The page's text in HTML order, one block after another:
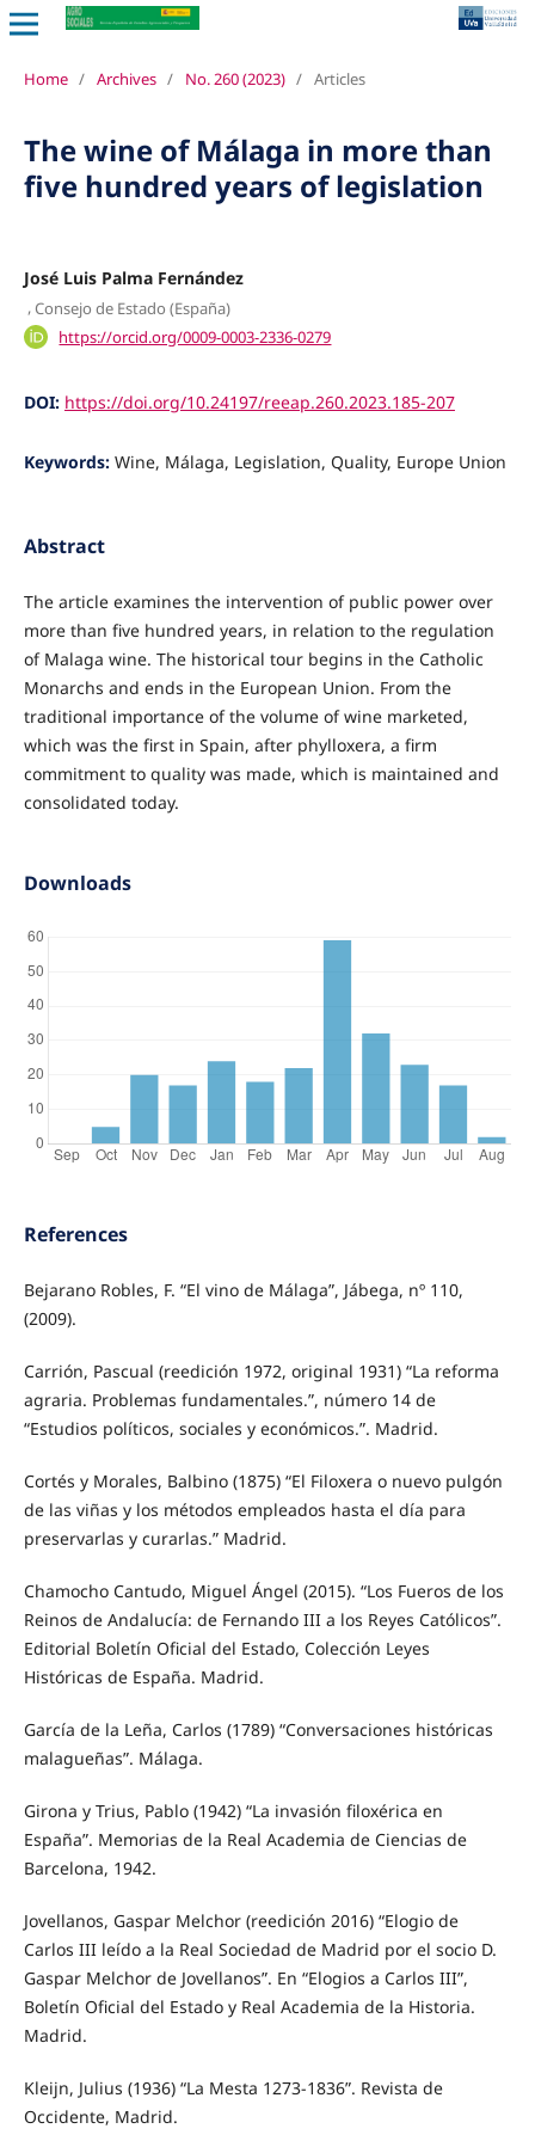
Home / Archives / No. 260 (2023) / Articles
The wine of Málaga in more than
five hundred years of legislation
José Luis Palma Fernández
,Consejo de Estado (España)
https://orcid.org/0009-0003-2336-0279
DOI: https://doi.org/10.24197/reeap.260.2023.185-207
Keywords: Wine, Málaga, Legislation, Quality, Europe Union
Abstract
The article examines the intervention of public power over
more than five hundred years, in relation to the regulation
of Malaga wine. The historical tour begins in the Catholic
Monarchs and ends in the European Union. From the
traditional importance of the volume of wine marketed,
which was the first in Spain, after phylloxera, a firm
commitment to quality was made, which is maintained and
consolidated today.
Downloads
References
Bejarano Robles, F. “El vino de Málaga”, Jábega, nº 110,
(2009).
Carrión, Pascual (reedición 1972, original 1931) “La reforma
agraria. Problemas fundamentales.”, número 14 de
“Estudios políticos, sociales y económicos.”. Madrid.
Cortés y Morales, Balbino (1875) “El Filoxera o nuevo pulgón
de las viñas y los métodos empleados hasta el día para
preservarlas y curarlas.” Madrid.
Chamocho Cantudo, Miguel Ángel (2015). “Los Fueros de los
Reinos de Andalucía: de Fernando III a los Reyes Católicos”.
Editorial Boletín Oficial del Estado, Colección Leyes
Históricas de España. Madrid.
García de la Leña, Carlos (1789) “Conversaciones históricas
malagueñas”. Málaga.
Girona y Trius, Pablo (1942) “La invasión filoxérica en
España”. Memorias de la Real Academia de Ciencias de
Barcelona, 1942.
Jovellanos, Gaspar Melchor (reedición 2016) “Elogio de
Carlos III leído a la Real Sociedad de Madrid por el socio D.
Gaspar Melchor de Jovellanos”. En “Elogios a Carlos III”,
Boletín Oficial del Estado y Real Academia de la Historia.
Madrid.
Kleijn, Julius (1936) “La Mesta 1273-1836”. Revista de
Occidente, Madrid.